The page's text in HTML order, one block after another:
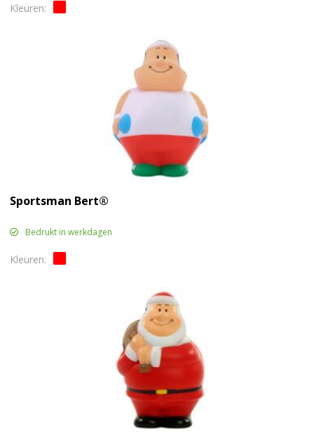
Sportsman Bert®
Bedrukt in werkdagen